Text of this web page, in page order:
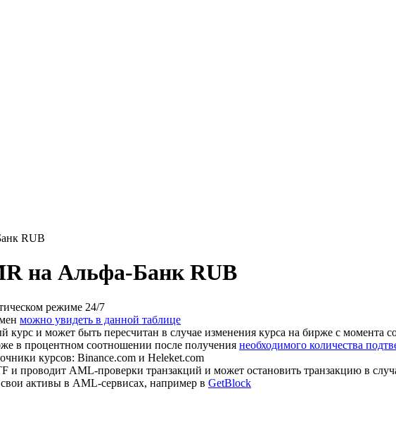
RUB
на Альфа-Банк RUB
режиме 24/7
можно увидеть в данной таблице
курс и может быть пересчитан в случае изменения курса на бирже с момента
в процентном соотношении после получения необходимого количества
курсов: Binance.com и Heleket.com
и проводит AML-проверки транзакций и может остановить транзакцию в
активы в AML-сервисах, например в GetBlock